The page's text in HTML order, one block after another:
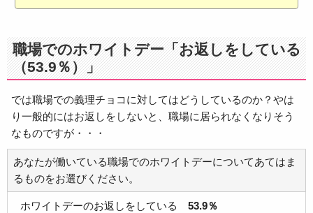
職場でのホワイトデー「お返しをしている
（53.9％）」
では職場での義理チョコに対してはどうしているのか？やは
り一般的にはお返しをしないと、職場に居られなくなりそう
なものですが・・・
あなたが働いている職場でのホワイトデーについてあてはま
るものをお選びください。
ホワイトデーのお返しをしている 53.9％